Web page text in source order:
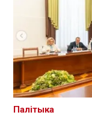
Палітыка